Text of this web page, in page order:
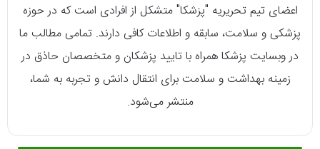
اعضای تیم تحریریه "پزشکا" متشکل از افرادی است که در حوزه
پزشکی و سلامت، سابقه و اطلاعات کافی دارند. تمامی مطالب ما
در وبسایت پزشکا همراه با تایید پزشکان و متخصصان حاذق در
زمینه بهداشت و سلامت برای انتقال دانش و تجربه به شما،
منتشر می‌شود.